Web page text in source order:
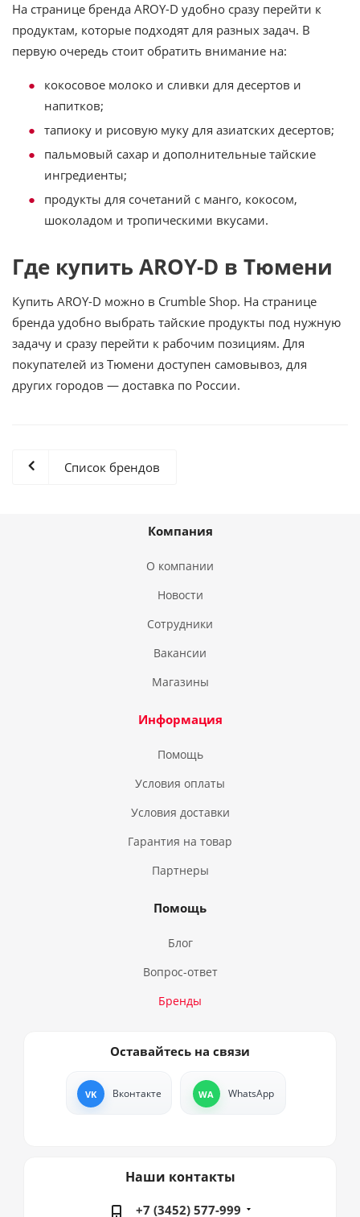
На странице бренда AROY-D удобно сразу перейти к
продуктам, которые подходят для разных задач. В
первую очередь стоит обратить внимание на:
кокосовое молоко и сливки для десертов и
напитков;
тапиоку и рисовую муку для азиатских десертов;
пальмовый сахар и дополнительные тайские
ингредиенты;
продукты для сочетаний с манго, кокосом,
шоколадом и тропическими вкусами.
Где купить AROY-D в Тюмени
Купить AROY-D можно в Crumble Shop. На странице
бренда удобно выбрать тайские продукты под нужную
задачу и сразу перейти к рабочим позициям. Для
покупателей из Тюмени доступен самовывоз, для
других городов — доставка по России.
Список брендов
Компания
О компании
Новости
Сотрудники
Вакансии
Магазины
Информация
Помощь
Условия оплаты
Условия доставки
Гарантия на товар
Партнеры
Помощь
Блог
Вопрос-ответ
Бренды
Оставайтесь на связи
Вконтакте WhatsApp
Наши контакты
+7 (3452) 577-999